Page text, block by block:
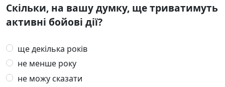
Скільки, на вашу думку, ще триватимуть
активні бойові дії?
ще декілька років
не менше року
не можу сказати